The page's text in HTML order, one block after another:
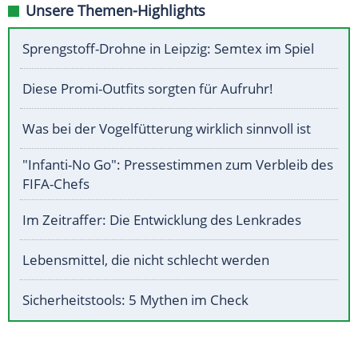
Unsere Themen-Highlights
Sprengstoff-Drohne in Leipzig: Semtex im Spiel
Diese Promi-Outfits sorgten für Aufruhr!
Was bei der Vogelfütterung wirklich sinnvoll ist
"Infanti-No Go": Pressestimmen zum Verbleib des
FIFA-Chefs
Im Zeitraffer: Die Entwicklung des Lenkrades
Lebensmittel, die nicht schlecht werden
Sicherheitstools: 5 Mythen im Check